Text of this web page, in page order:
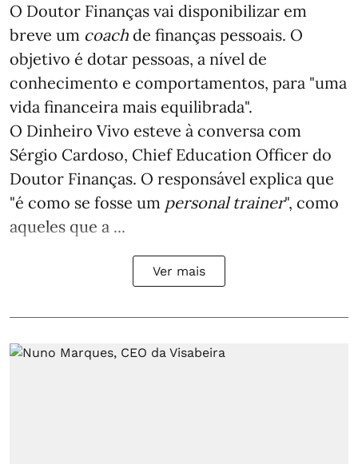
O Doutor Finanças vai disponibilizar em
breve um coach de finanças pessoais. O
objetivo é dotar pessoas, a nível de
conhecimento e comportamentos, para "uma
vida financeira mais equilibrada".
O Dinheiro Vivo esteve à conversa com
Sérgio Cardoso, Chief Education Officer do
Doutor Finanças. O responsável explica que
"é como se fosse um personal trainer", como
aqueles que a ...
Ver mais